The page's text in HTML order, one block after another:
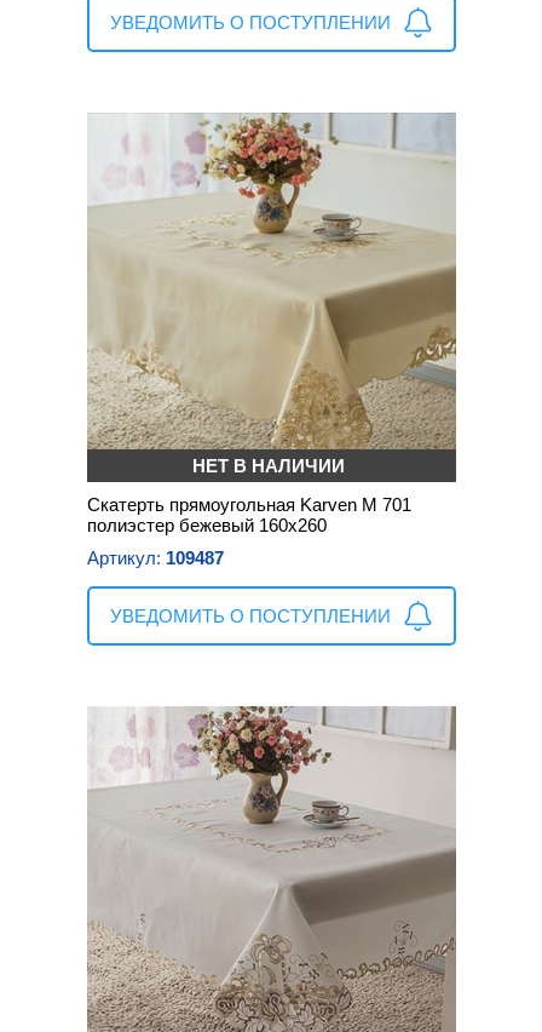
УВЕДОМИТЬ О ПОСТУПЛЕНИИ
НЕТ В НАЛИЧИИ
Скатерть прямоугольная Karven М 701
полиэстер бежевый 160х260
Артикул: 109487
УВЕДОМИТЬ О ПОСТУПЛЕНИИ